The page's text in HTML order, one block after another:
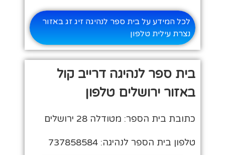
לכל המידע על בית ספר לנהיגה זיג זג באזור
נצרת עילית טלפון
בית ספר לנהיגה דרייב קול
באזור ירושלים טלפון
כתובת בית הספר: מטודלה 28 ירושלים
טלפון בית הספר לנהיגה: 737858584